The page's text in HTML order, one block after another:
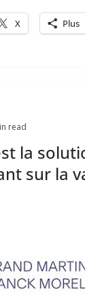
X Plus
read
la
sur la